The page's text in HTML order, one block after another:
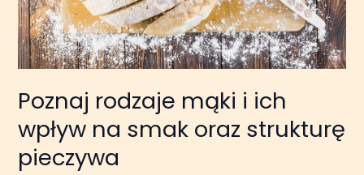
Poznaj rodzaje mąki i ich
wpływ na smak oraz strukturę
pieczywa
pieczywa